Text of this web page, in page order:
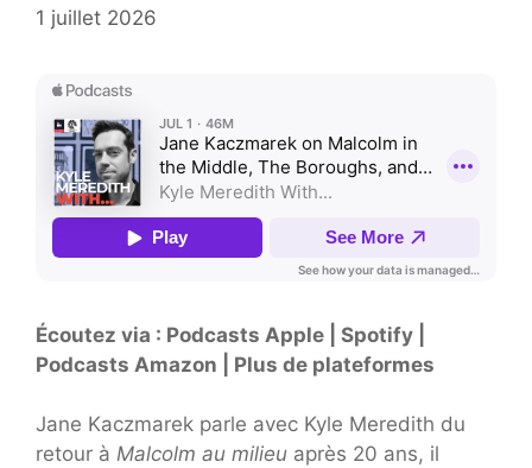
1 juillet 2026
Écoutez via : Podcasts Apple | Spotify |
Podcasts Amazon | Plus de plateformes
Jane Kaczmarek parle avec Kyle Meredith du
retour à Malcolm au milieu après 20 ans, il